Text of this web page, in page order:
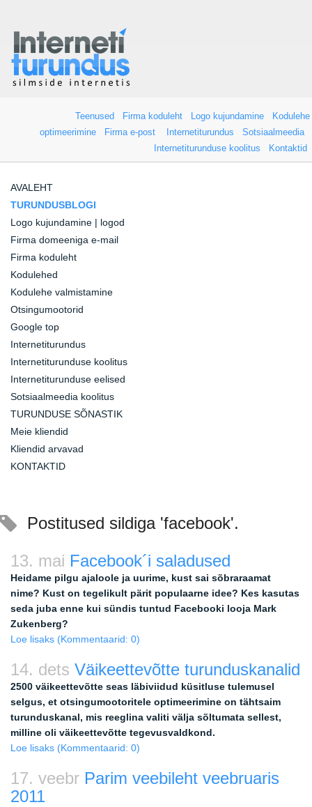
Teenused Firma koduleht Logo kujundamine
Kodulehe
optimeerimine
Firma e-post Internetiturundus
Sotsiaalmeedia
Internetiturunduse koolitus
Kontaktid
AVALEHT
TURUNDUSBLOGI
Logo kujundamine | logod
Firma domeeniga e-mail
Firma koduleht
Kodulehed
Kodulehe valmistamine
Otsingumootorid
Google top
Internetiturundus
Internetiturunduse koolitus
Internetiturunduse eelised
Sotsiaalmeedia koolitus
TURUNDUSE SÕNASTIK
Meie kliendid
Kliendid arvavad
KONTAKTID
Postitused sildiga 'facebook'.
13. mai Facebook´i saladused
Heidame pilgu ajaloole ja uurime, kust sai sõbraraamat
nime? Kust on tegelikult pärit populaarne idee? Kes kasutas
seda juba enne kui sündis tuntud Facebooki looja Mark
Zukenberg?
Loe lisaks (Kommentaarid: 0)
14. dets Väikeettevõtte turunduskanalid
2500 väikeettevõtte seas läbiviidud küsitluse tulemusel
selgus, et otsingumootoritele optimeerimine on tähtsaim
turunduskanal, mis reeglina valiti välja sõltumata sellest,
milline oli väikeettevõtte tegevusvaldkond.
Loe lisaks (Kommentaarid: 0)
17. veebr Parim veebileht veebruaris
2011